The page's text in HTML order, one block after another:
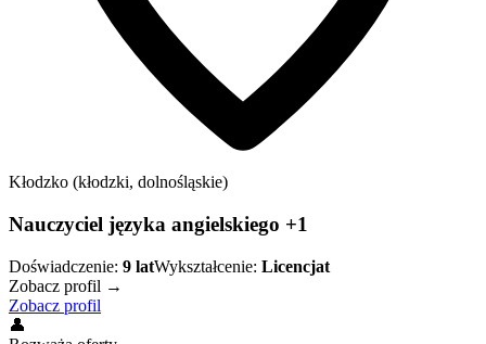
Kłodzko (kłodzki, dolnośląskie)
Nauczyciel języka angielskiego +1
Doświadczenie: 9 latWykształcenie: Licencjat
Zobacz profil →
Zobacz profil
👤